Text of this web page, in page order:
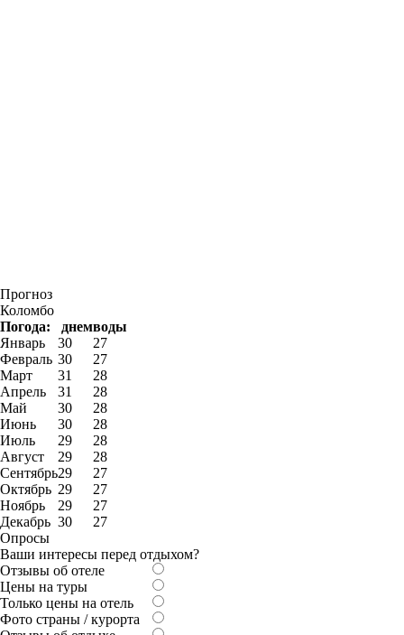
Прогноз
Коломбо
Погода:
днемводы
Январь
30
27
Февраль 30
27
Март
31
28
Апрель
31
28
Май
30
28
Июнь
30
28
Июль
29
28
Август
29
28
Сентябрь29
27
Октябрь 29
27
Ноябрь
29
27
Декабрь 30
27
Опросы
Ваши интересы перед отдыхом?
Отзывы об отеле
Цены на туры
Только цены на отель
Фото страны / курорта